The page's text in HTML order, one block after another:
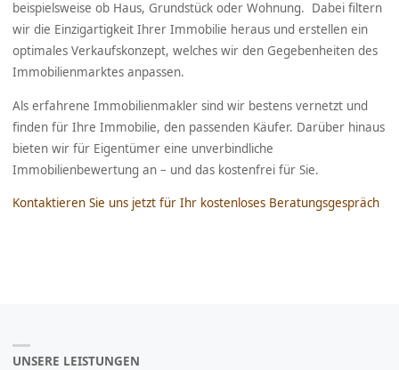
beispielsweise ob Haus, Grundstück oder Wohnung. Dabei filtern
wir die Einzigartigkeit Ihrer Immobilie heraus und erstellen ein
optimales Verkaufskonzept, welches wir den Gegebenheiten des
Immobilienmarktes anpassen.
Als erfahrene Immobilienmakler sind wir bestens vernetzt und
finden für Ihre Immobilie, den passenden Käufer. Darüber hinaus
bieten wir für Eigentümer eine unverbindliche
Immobilienbewertung an – und das kostenfrei für Sie.
Kontaktieren Sie uns jetzt für Ihr kostenloses Beratungsgespräch
UNSERE LEISTUNGEN